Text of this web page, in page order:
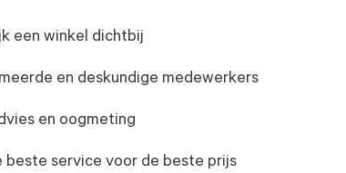
een winkel dichtbij
en deskundige medewerkers
en oogmeting
beste service voor de beste prijs